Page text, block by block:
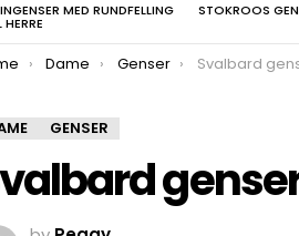
MED RUNDFELLING
HERRE
STOKROOS
are here:
Dame Genser Svalbard
GENSER